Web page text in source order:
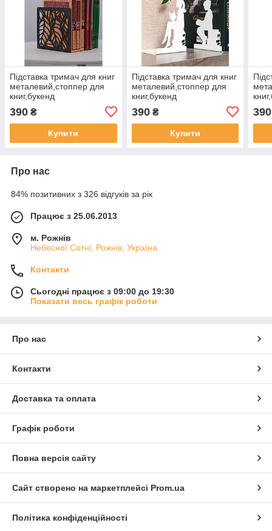
Підставка тримач для книг
металевий,стоппер для
книг,букенд
390 ₴
Купити
Підставка тримач для книг
металевий,стоппер для
книг,букенд
390₴
Купити
390
Про нас
84% позитивних з 326 відгуків за рік
Працює з 25.06.2013
м. Рожнів
Небесної Сотні, Рожнів, Україна
Контакти
Сьогодні працює з 09:00 до 19:30
Показати весь графік роботи
Про нас
Контакти
Доставка та оплата
Графік роботи
Повна версія сайту
Сайт створено на маркетплейсі Prom.ua
Політика конфіденційності